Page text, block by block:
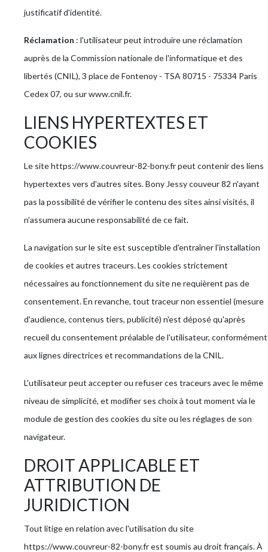
justificatif d'identité.
Réclamation : l'utilisateur peut introduire une réclamation
auprès de la Commission nationale de l'informatique et des
libertés (CNIL), 3 place de Fontenoy - TSA 80715 - 75334 Paris
Cedex 07, ou sur www.cnil.fr.
LIENS HYPERTEXTES ET
COOKIES
Le site https://www.couvreur-82-bony.fr peut contenir des liens
hypertextes vers d'autres sites. Bony Jessy couveur 82 n'ayant
pas la possibilité de vérifier le contenu des sites ainsi visités, il
n'assumera aucune responsabilité de ce fait.
La navigation sur le site est susceptible d'entraîner l'installation
de cookies et autres traceurs. Les cookies strictement
nécessaires au fonctionnement du site ne requièrent pas de
consentement. En revanche, tout traceur non essentiel (mesure
d'audience, contenus tiers, publicité) n'est déposé qu'après
recueil du consentement préalable de l'utilisateur, conformément
aux lignes directrices et recommandations de la CNIL.
L'utilisateur peut accepter ou refuser ces traceurs avec le même
niveau de simplicité, et modifier ses choix à tout moment via le
module de gestion des cookies du site ou les réglages de son
navigateur.
DROIT APPLICABLE ET
ATTRIBUTION DE
JURIDICTION
Tout litige en relation avec l'utilisation du site
https://www.couvreur-82-bony.fr est soumis au droit français. À